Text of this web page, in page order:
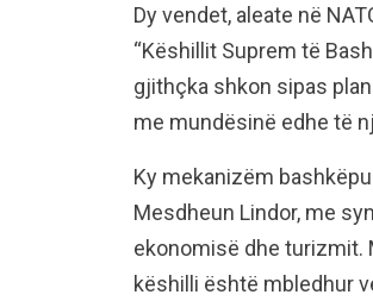
Dy vendet, aleate në
“Këshillit Suprem të
gjithçka shkon sipas
me mundësinë edhe të
Ky mekanizëm
Mesdheun Lindor, me
ekonomisë dhe turizmit.
këshilli është mbledhur